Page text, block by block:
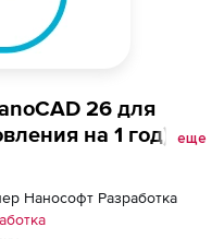
26 для
на 1 год),
update
еще
Нанософт Разработка